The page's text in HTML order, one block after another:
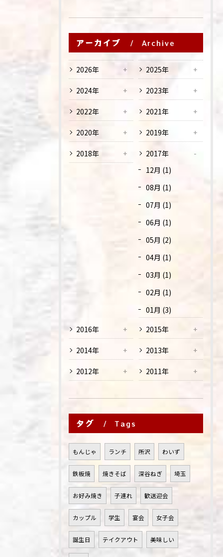
アーカイブ Archive
2026年 2025年
2024年 2023年
2022年 2021年
2020年 2019年
2018年
2017年
12月 (1)
08月 (1)
07月 (1)
06月 (1)
05月 (2)
04月 (1)
03月 (1)
02月 (1)
01月 (3)
2016年
2015年
2014年 2013年
2012年 2011年
タグ Tags
もんじゃ ランチ 所沢 わいず
鉄板焼 焼きそば 深谷ねぎ 埼玉
お好み焼き 子連れ 歓送迎会
カップル 学生 宴会 女子会
誕生日 テイクアウト 美味しい